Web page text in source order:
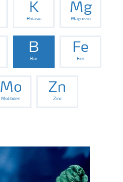
K
Potasiu
Mg
Magneziu
B
Bor
Fe
Fier
Mo
Molibden
Zn
Zinc